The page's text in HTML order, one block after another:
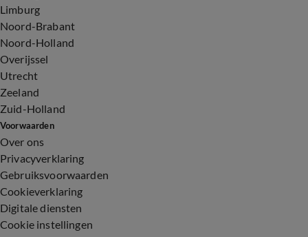
Limburg
Noord-Brabant
Noord-Holland
Overijssel
Utrecht
Zeeland
Zuid-Holland
Voorwaarden
Over ons
Privacyverklaring
Gebruiksvoorwaarden
Cookieverklaring
Digitale diensten
Cookie instellingen